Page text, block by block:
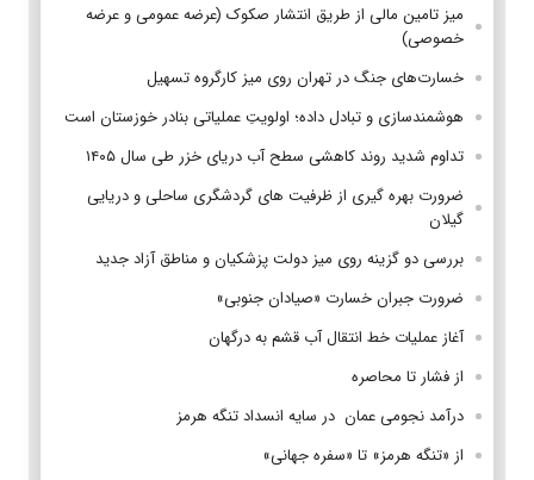
میز تامین مالی از طریق انتشار صکوک (عرضه عمومی و عرضه
خصوصی)
خسارت‌های جنگ در تهران روی میز کارگروه تسهیل
هوشمندسازی و تبادل داده؛ اولویتِ عملیاتی بنادر خوزستان است
تداوم شدید روند کاهشی سطح آب دریای خزر طی سال ۱۴۰۵
ضرورت بهره گیری از ظرفیت های گردشگری ساحلی و دریایی
گیلان
بررسی دو گزینه روی میز دولت پزشکیان و مناطق آزاد جدید
ضرورت جبران خسارت «صیادان جنوبی»
آغاز عملیات خط انتقال آب قشم به درگهان
از فشار تا محاصره
درآمد نجومی عمان در سایه انسداد تنگه هرمز
از «تنگه هرمز» تا «سفره جهانی»